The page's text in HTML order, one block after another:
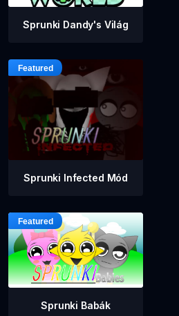
Sprunki Dandy's Világ
Sprunki Infected Mód
Sprunki Babák